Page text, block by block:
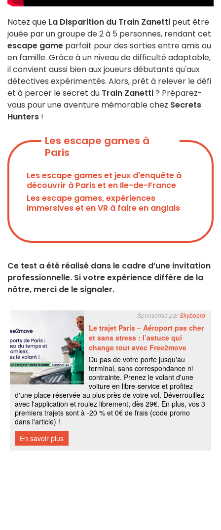
Notez que La Disparition du Train Zanetti peut être
jouée par un groupe de 2 à 5 personnes, rendant cet
escape game parfait pour des sorties entre amis ou
en famille. Grâce à un niveau de difficulté adaptable,
il convient aussi bien aux joueurs débutants qu'aux
détectives expérimentés. Alors, prêt à relever le défi
et à percer le secret du Train Zanetti? Préparez-
vous pour une aventure mémorable chez Secrets
Hunters !
Les escape games à
Paris
Les escape games et jeux d'enquête à
découvrir à Paris et en Ile-de-France
Les escape games, expériences
immersives et en VR à faire en anglais
Ce test a été réalisé dans le cadre d’une invitation
professionnelle. Si votre expérience diffère de la
nôtre, merci de le signaler.